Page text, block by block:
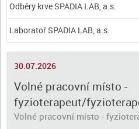
Odběry krve SPADIA LAB, a.s.
Laboratoř SPADIA LAB, a.s.
30.07.2026
Volné pracovní místo -
fyzioterapeut/
Volné pracovní místo -